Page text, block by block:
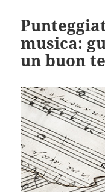
musica:
un buon